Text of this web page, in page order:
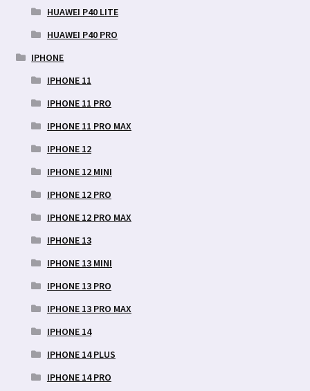
HUAWEI P40 LITE
HUAWEI P40 PRO
IPHONE
IPHONE 11
IPHONE 11 PRO
IPHONE 11 PRO MAX
IPHONE 12
IPHONE 12 MINI
IPHONE 12 PRO
IPHONE 12 PRO MAX
IPHONE 13
IPHONE 13 MINI
IPHONE 13 PRO
IPHONE 13 PRO MAX
IPHONE 14
IPHONE 14 PLUS
IPHONE 14 PRO